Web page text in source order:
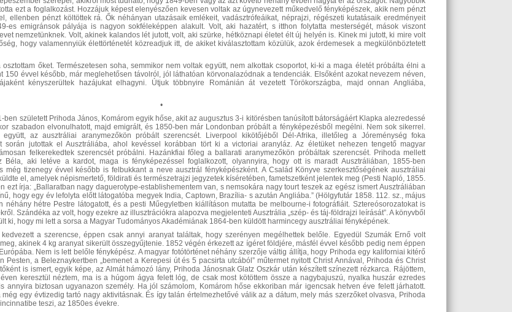
ezt a foglalkozást. Hozzájuk képest elenyészően kevesen voltak az úgynevezett műkedvelő fényképészek, akik nem pénzt
ellenben pénzt költöttek rá. Ők néhányan utazásaik emlékeit, vadásztrófeáikat, néprajzi, régészeti kutatásaik eredményeit
es emigránsok pályája is nagyon sokféleképpen alakult. Volt, aki hazatért, s itthon folytatta mesterségét, mások viszont
nemzetünknek. Volt, akinek kalandos lét jutott, volt, aki szürke, hétköznapi életet élt új helyén is. Kinek mi jutott, ki mire volt
hogy valamennyiük élettörténetét közreadjuk itt, de akiket kiválasztottam közülük, azok érdemesek a megkülönböztetett
osztottam őket. Természetesen soha, semmikor nem voltak együtt, nem alkottak csoportot, ki-ki a maga életét próbálta élni a
150 évvel később, már meglehetősen távolról, jól láthatóan körvonalazódnak a tendenciák. Elsőként azokat nevezem néven,
kényszerültek hazájukat elhagyni. Útjuk többnyire Románián át vezetett Törökországba, majd onnan Angliába,
•
ben született Prihoda János, Komárom egyik hőse, akit az augusztus 3-i kitörésben tanúsított bátorságáért Klapka alezredessé
szabadon elvonulhatott, majd emigrált, és 1850-ben már Londonban próbált a fényképezésből megélni. Nem sok sikerrel.
együtt, az ausztráliai aranymezőkön próbált szerencsét. Liverpool kikötőjéből Dél-Afrika, illetőleg a Jóreménység foka
során jutottak el Ausztráliába, ahol kevéssel korábban tört ki a victoriai aranyláz. Az életüket nehezen tengető magyar
felkerekedtek szerencsét próbálni. Hazánkfiai főleg a ballarati aranymezőkön próbáltak szerencsét. Prihoda mellett
Béla, aki letéve a kardot, maga is fényképezéssel foglalkozott, olyannyira, hogy ott is maradt Ausztráliában, 1855-ben
még tizenegy évvel később is felbukkant a neve ausztrál fényképészként. A Család Könyve szerkesztőségének ausztráliai
el, amelyek népismertető, földirati és természetrajzi jegyzetek kíséretében, fametszetként jelentek meg (Pesti Napló, 1855.
ezt írja: „Ballaratban nagy daguerotype-establishementem van, s nemsokára nagy tourt teszek az egész ismert Ausztráliában
hogy egy év lefolyta előtt látogatóba megyek India, Captown, Brazília- s azután Angliába.” (Hölgyfutár 1858. 112. sz., május
néhány hétre Pestre látogatott, és a pesti Műegyletben kiállításon mutatta be melbourne-i fotográfiáit. Sztereósorozatokat is
Szándéka az volt, hogy ezekre az illusztrációkra alapozva megjelenteti Ausztrália „szép- és táj-földrajzi leírását”. A könyvből
ki, hogy mi lett a sorsa a Magyar Tudományos Akadémiának 1864-ben küldött harmincegy ausztráliai fényképének.
a szerencse, éppen csak annyi aranyat találtak, hogy szerényen megélhettek belőle. Egyedül Szumák Ernő volt
akinek 4 kg aranyat sikerült összegyűjtenie. 1852 végén érkezett az ígéret földjére, másfél évvel később pedig nem éppen
Nem is lett belőle fényképész. A magyar fotótörténet néhány szerzője váltig állítja, hogy Prihoda egy kaliforniai kitérő
Pesten, a Beleznaykertben „bemenet a Kerepesi út és 5 pacsirta utcából” műtermet nyitott Christ Annával, Prihoda és Christ
is ismert, egyik képe, az Almát hámozó lány, Prihoda Jánosnak Glatz Oszkár után készített színezett rézkarca. Rájöttem,
keresztül néztem, ma is a húgom ágya felett lóg, de csak most kötöttem össze a nagybajuszú, nyalka huszár ezredes
annyira biztosan ugyanazon személy. Ha jól számolom, Komárom hőse ekkoriban már igencsak hetven éve felett járhatott.
egy évtizedig tartó nagy aktivitásnak. És így talán értelmezhetővé válik az a dátum, mely más szerzőket olvasva, Prihoda
teszi, az 1850es évekre.